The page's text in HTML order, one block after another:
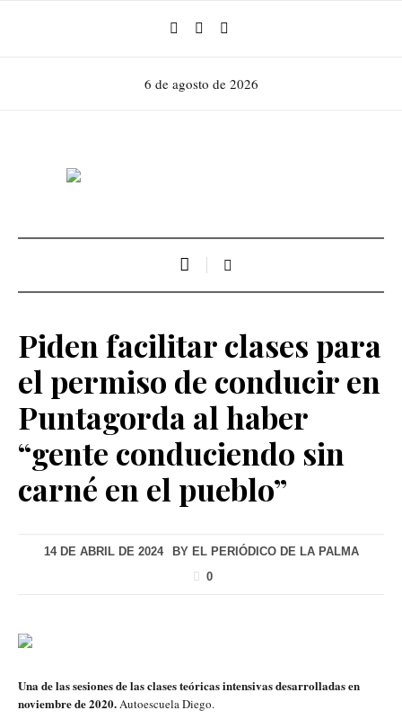
6 de agosto de 2026
Piden facilitar clases para
el permiso de conducir en
Puntagorda al haber
“gente conduciendo sin
carné en el pueblo”
14 DE ABRIL DE 2024 BY EL PERIÓDICO DE LA PALMA
0
Una de las sesiones de las clases teóricas intensivas desarrolladas en
noviembre de 2020. Autoescuela Diego.